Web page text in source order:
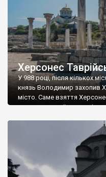
Херсонес
У 988 році, після кількох
князь Володимир захопив
місто. Саме взяття
диктувати свої умови
Херсонесі Володимир-
А потім було Хрещення